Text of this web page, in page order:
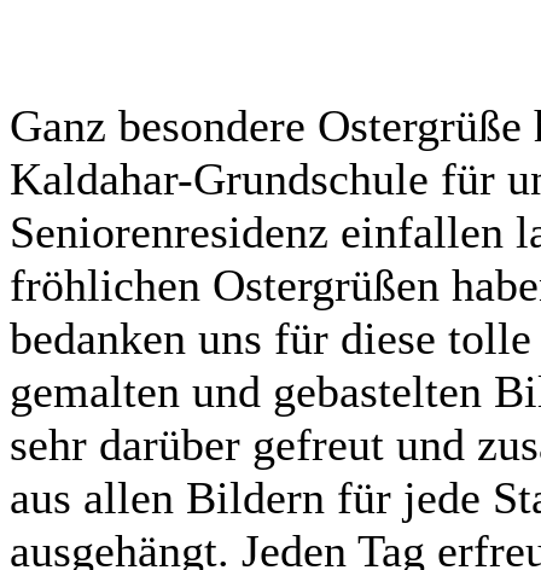
Ganz besondere
Kaldahar-Grundschule für
Seniorenresidenz einfallen
fröhlichen Ostergrüßen
bedanken uns für diese
gemalten und gebastelten
sehr darüber gefreut und
aus allen Bildern für jede
ausgehängt. Jeden Tag